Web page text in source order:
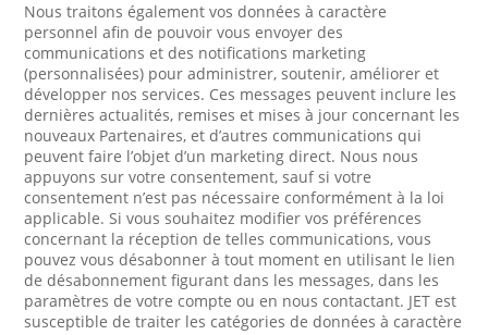
Nous traitons également vos données à caractère
personnel afin de pouvoir vous envoyer des
communications et des notifications marketing
(personnalisées) pour administrer, soutenir, améliorer et
développer nos services. Ces messages peuvent inclure les
dernières actualités, remises et mises à jour concernant les
nouveaux Partenaires, et d’autres communications qui
peuvent faire l’objet d’un marketing direct. Nous nous
appuyons sur votre consentement, sauf si votre
consentement n’est pas nécessaire conformément à la loi
applicable. Si vous souhaitez modifier vos préférences
concernant la réception de telles communications, vous
pouvez vous désabonner à tout moment en utilisant le lien
de désabonnement figurant dans les messages, dans les
paramètres de votre compte ou en nous contactant. JET est
susceptible de traiter les catégories de données à caractère